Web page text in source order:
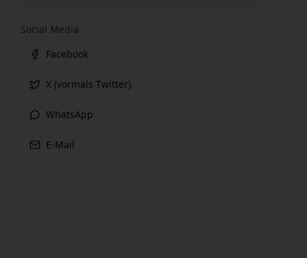
Social Media
Facebook
X (vormals Twitter)
WhatsApp
E-Mail